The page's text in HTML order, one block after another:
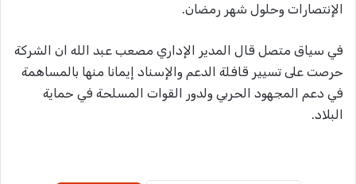
الإنتصارات وحلول شهر رمضان.
في سياق متصل قال المدير الإداري مصعب عبد الله ان الشركة
حرصت على تسيير قافلة الدعم والإسناد إيمانا منها بالمساهمة
في دعم المجهود الحربي ولدور القوات المسلحة في حماية
البلاد.